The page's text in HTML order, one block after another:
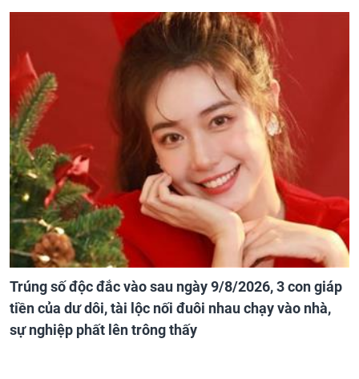
Trúng số độc đắc vào sau ngày 9/8/2026, 3 con giáp
tiền của dư dôi, tài lộc nối đuôi nhau chạy vào nhà,
sự nghiệp phất lên trông thấy